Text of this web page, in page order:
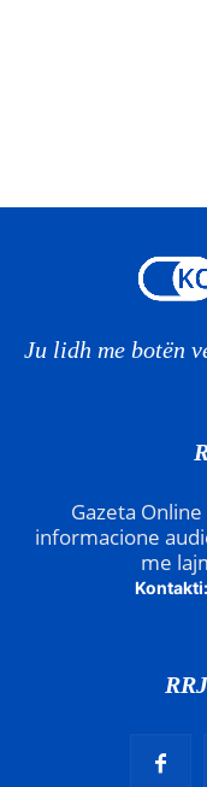
Ju lidh me botën
Gazeta
informacione
me
Kontakti: